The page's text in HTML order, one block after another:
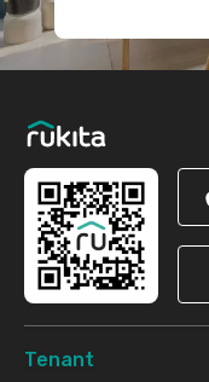
Tenant